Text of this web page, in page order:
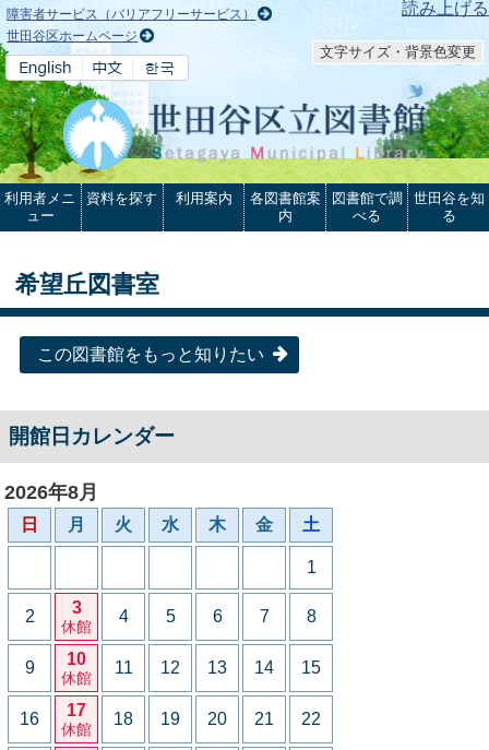
本文へ 読み上げる
障害者サービス（バリアフリーサービス）
世田谷区ホームページ
文字サイズ・背景色変更
利用者メニ
ュー
資料を探す 利用案内
各図書館案
内
図書館で調
べる
世田谷を知
る
希望丘図書室
この図書館をもっと知りたい
開館日カレンダー
2026年8月
日 月 火 水 木 金 土
1
2 3
休館
4 5 6 7 8
9 10
休館
11 12 13 14 15
16 17
休館
18 19 20 21 22